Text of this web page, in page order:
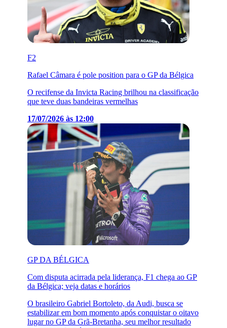
F2
Rafael Câmara é pole position para o GP da Bélgica
O recifense da Invicta Racing brilhou na classificação
que teve duas bandeiras vermelhas
17/07/2026 às 12:00
GP DA BÉLGICA
Com disputa acirrada pela liderança, F1 chega ao GP
da Bélgica; veja datas e horários
O brasileiro Gabriel Bortoleto, da Audi, busca se
estabilizar em bom momento após conquistar o oitavo
lugar no GP da Grã-Bretanha, seu melhor resultado